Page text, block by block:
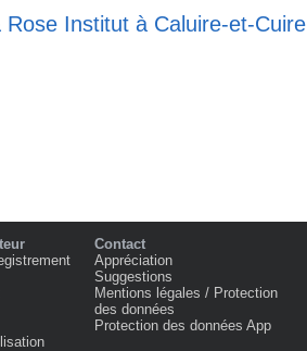
Institut à Caluire-et-Cuire
Contact
Appréciation
Suggestions
Mentions légales / Protection
des données
Protection des données App